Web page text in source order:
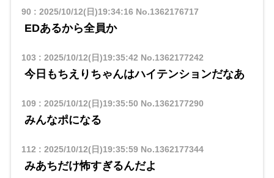
90 : 2025/10/12(日)19:34:16 No.1362176717
EDあるから全員か
103 : 2025/10/12(日)19:35:42 No.1362177242
今日もちえりちゃんはハイテンションだなあ
109: 2025/10/12(日)19:35:50 No.1362177290
みんなポになる
112 : 2025/10/12(日)19:35:59No.1362177344
みあちだけ怖すぎるんだよ